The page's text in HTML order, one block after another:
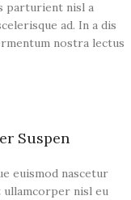
parturient nisl a
ad. In a dis
nostra lectus
Suspen
euismod nascetur
ullamcorper nisl eu